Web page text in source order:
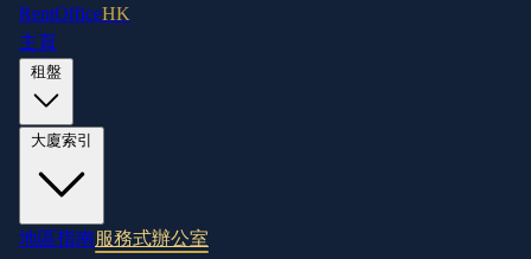
RentOfficeHK
主頁
地區指南服務式辦公室